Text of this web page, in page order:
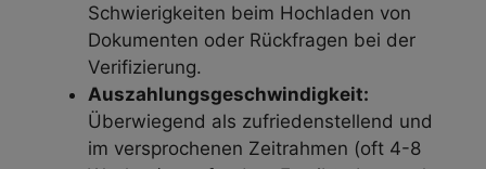
Schwierigkeiten beim Hochladen von
Dokumenten oder Rückfragen bei der
Verifizierung.
Auszahlungsgeschwindigkeit:
Überwiegend als zufriedenstellend und
im versprochenen Zeitrahmen (oft 4-8